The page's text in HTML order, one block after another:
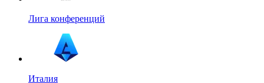
Лига конференций
Италия